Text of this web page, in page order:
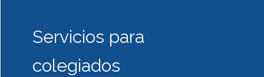
Servicios para
colegiados